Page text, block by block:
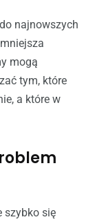
najnowszych
mogą
tym, które
a które w
szybko się